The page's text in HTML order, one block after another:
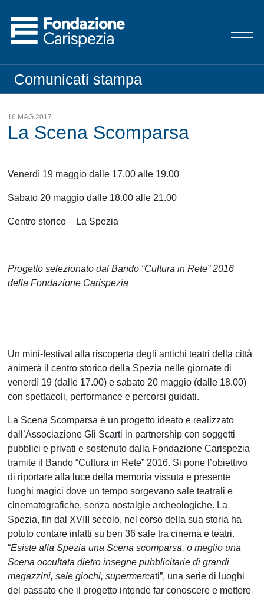
Comunicati stampa
16 MAG 2017
La Scena Scomparsa
Venerdì 19 maggio dalle 17.00 alle 19.00
Sabato 20 maggio dalle 18.00 alle 21.00
Centro storico – La Spezia
Progetto selezionato dal Bando “Cultura in Rete” 2016
della Fondazione Carispezia
Un mini-festival alla riscoperta degli antichi teatri della città
animerà il centro storico della Spezia nelle giornate di
venerdì 19 (dalle 17.00) e sabato 20 maggio (dalle 18.00)
con spettacoli, performance e percorsi guidati.
La Scena Scomparsa è un progetto ideato e realizzato
dall’Associazione Gli Scarti in partnership con soggetti
pubblici e privati e sostenuto dalla Fondazione Carispezia
tramite il Bando “Cultura in Rete” 2016. Si pone l’obiettivo
di riportare alla luce della memoria vissuta e presente
luoghi magici dove un tempo sorgevano sale teatrali e
cinematografiche, senza nostalgie archeologiche. La
Spezia, fin dal XVIII secolo, nel corso della sua storia ha
potuto contare infatti su ben 36 sale tra cinema e teatri.
“Esiste alla Spezia una Scena scomparsa, o meglio una
Scena occultata dietro insegne pubblicitarie di grandi
magazzini, sale giochi, supermercati”, una serie di luoghi
del passato che il progetto intende far conoscere e mettere